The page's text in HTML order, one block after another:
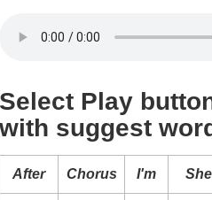
Select Play
with suggest
After Chorus I'm She